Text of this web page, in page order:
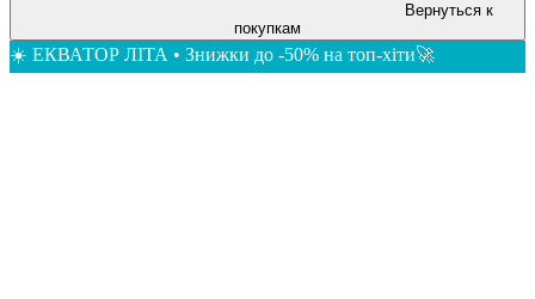
Вернуться к
покупкам
☀️ ЕКВАТОР ЛІТА • Знижки до -50% на топ-хіти🚀